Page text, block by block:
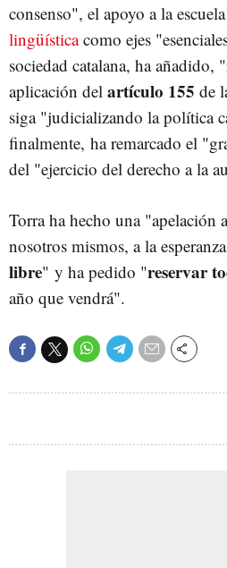
consenso", el apoyo a la
lingüísticacomo ejes
sociedad catalana, ha añadido,
aplicación del artículo 155 de
siga "judicializando la política
finalmente, ha remarcado el
del "ejercicio del derecho a la
Torra ha hecho una "apelación
nosotros mismos, a la
libre" y ha pedido "reservar
año que vendrá".